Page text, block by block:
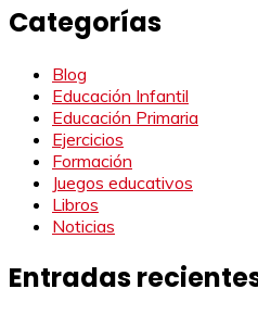
Categorías
Blog
Educación Infantil
Educación Primaria
Ejercicios
Formación
Juegos educativos
Libros
Noticias
Entradas